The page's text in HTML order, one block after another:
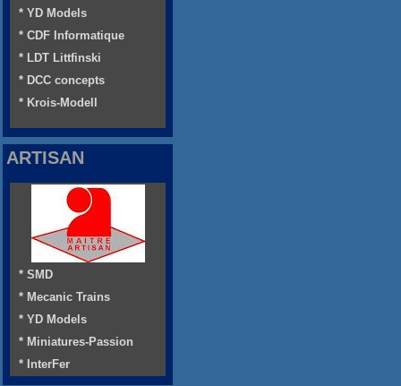
* YD Models
* CDF Informatique
* LDT Littfinski
* DCC concepts
* Krois-Modell
ARTISAN
* SMD
* Mecanic Trains
* YD Models
* Miniatures-Passion
* InterFer